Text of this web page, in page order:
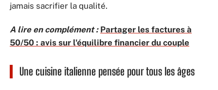
jamais sacrifier la qualité.
A lire en complément : Partager les factures à
50/50 : avis sur l'équilibre financier du couple
Une cuisine italienne pensée pour tous les âges